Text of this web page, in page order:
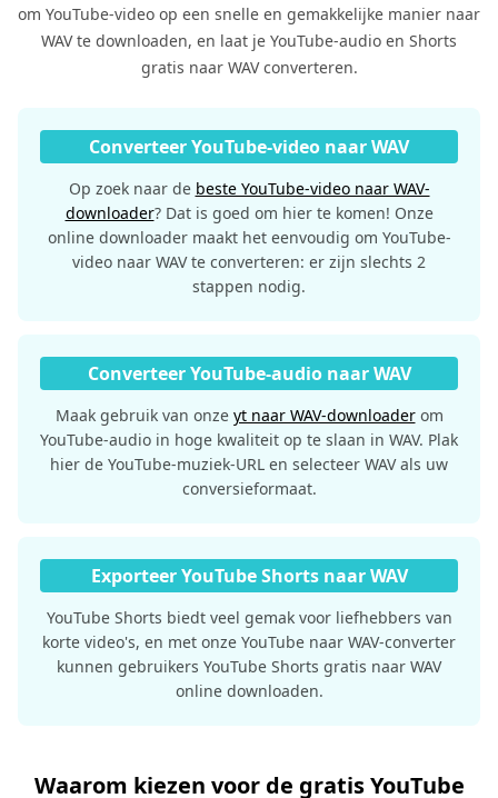
om YouTube-video op een snelle en gemakkelijke manier naar
WAV te downloaden, en laat je YouTube-audio en Shorts
gratis naar WAV converteren.
Converteer YouTube-video naar WAV
Op zoek naar de beste YouTube-video naar WAV-
downloader? Dat is goed om hier te komen! Onze
online downloader maakt het eenvoudig om YouTube-
video naar WAV te converteren: er zijn slechts 2
stappen nodig.
Converteer YouTube-audio naar WAV
Maak gebruik van onze yt naar WAV-downloaderom
YouTube-audio in hoge kwaliteit op te slaan in WAV. Plak
hier de YouTube-muziek-URL en selecteer WAV als uw
conversieformaat.
Exporteer YouTube Shorts naar WAV
YouTube Shorts biedt veel gemak voor liefhebbers van
korte video's, en met onze YouTube naar WAV-converter
kunnen gebruikers YouTube Shorts gratis naar WAV
online downloaden.
Waarom kiezen voor de gratis YouTube